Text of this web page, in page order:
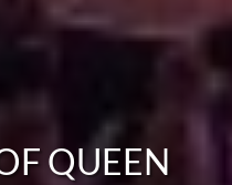
QUEEN